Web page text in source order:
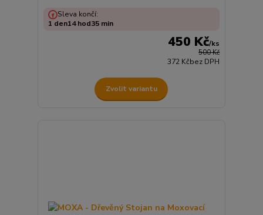
500 Kč
450 Kč/ks
372 Kčbez DPH
Sleva končí:
1 den14hod35 min
Zvolit variantu